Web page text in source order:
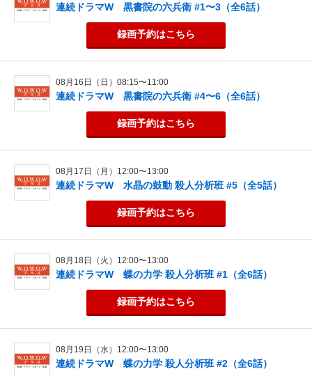
連続ドラマW 黒書院の六兵衛 #1〜3（全6話）
録画予約はこちら
08月16日（日）08:15〜11:00
連続ドラマW 黒書院の六兵衛 #4〜6（全6話）
録画予約はこちら
08月17日（月）12:00〜13:00
連続ドラマW 水晶の鼓動 殺人分析班 #5（全5話）
録画予約はこちら
08月18日（火）12:00〜13:00
連続ドラマW 蝶の力学 殺人分析班 #1（全6話）
録画予約はこちら
08月19日（水）12:00〜13:00
連続ドラマW 蝶の力学 殺人分析班 #2（全6話）